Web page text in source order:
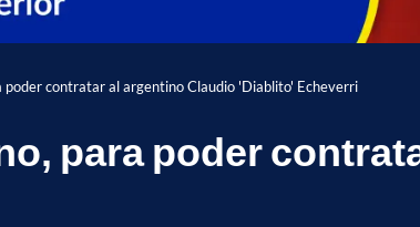
poder contratar al argentino Claudio 'Diablito' Echeverri
para poder